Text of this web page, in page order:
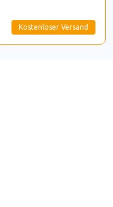
Kostenloser Versand